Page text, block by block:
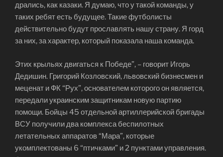
дрались, как казаки. Я думаю, что у такой команды, у
таких ребят есть будущее. Такие футболисты
действительно будут прославлять нашу страну. Я горд
за них, за характер, который показала наша команда.
Этих крыльях двигаться к Победе”, – говорит Игорь
Дедишин. Григорий Козловский, львовский бизнесмен и
меценат и ФК “Рух”, основателем которого он является,
передали украинским защитникам новую партию
помощи. Бойцы 45 отдельной артиллерийской бригады
ВСУ получили два комплекса беспилотных
летательных аппаратов “Мара”, которые
укомплектованы 6 “птичками” и 2 пунктами управления.